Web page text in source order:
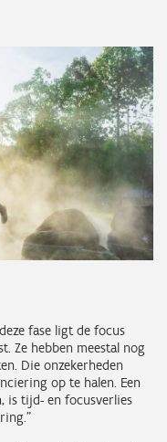
fase ligt de focus
Ze hebben meestal nog
Die onzekerheden
op te halen. Een
is tijd- en focusverlies